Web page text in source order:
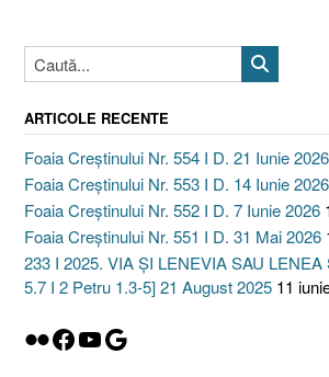
ARTICOLE RECENTE
Foaia Creștinului Nr. 554 I D. 21 Iunie 2026
Foaia Creștinului Nr. 553 I D. 14 Iunie 2026
Foaia Creștinului Nr. 552 I D. 7 Iunie 2026
Foaia Creștinului Nr. 551 I D. 31 Mai 2026
233 I 2025. VIA ȘI LENEVIA SAU
5.7 I 2 Petru 1.3-5] 21 August 2025 11
Flickr
Facebook
YouTube
Google